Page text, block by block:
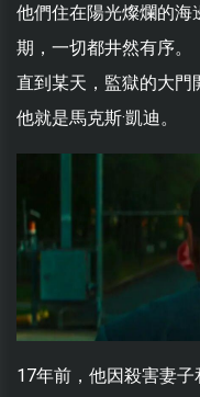
他們住在陽光燦爛的海
期，一切都井然有序。
直到某天，監獄的大門
他就是馬克斯·凱迪。
17年前，他因殺害妻子